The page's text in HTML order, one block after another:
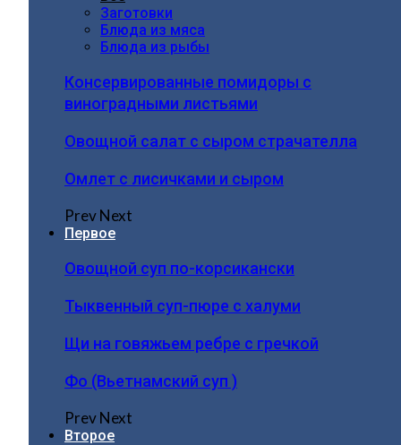
Заготовки
Блюда из мяса
Блюда из рыбы
Консервированные помидоры с
виноградными листьями
Овощной салат с сыром страчателла
Омлет с лисичками и сыром
PrevNext
Первое
Овощной суп по-корсикански
Тыквенный суп-пюре с халуми
Щи на говяжьем ребре с гречкой
Фо (Вьетнамский суп )
PrevNext
Второе